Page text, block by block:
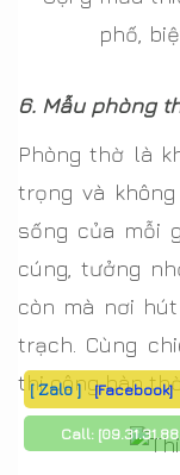
phố,
6. Mẫu phòng
Phòng thờ là
trọng và
sống của mỗi
cúng, tưởng
còn mà nơi
trạch. Cùng
thi công bàn
[ Zalo ] [Facebook]
Call: